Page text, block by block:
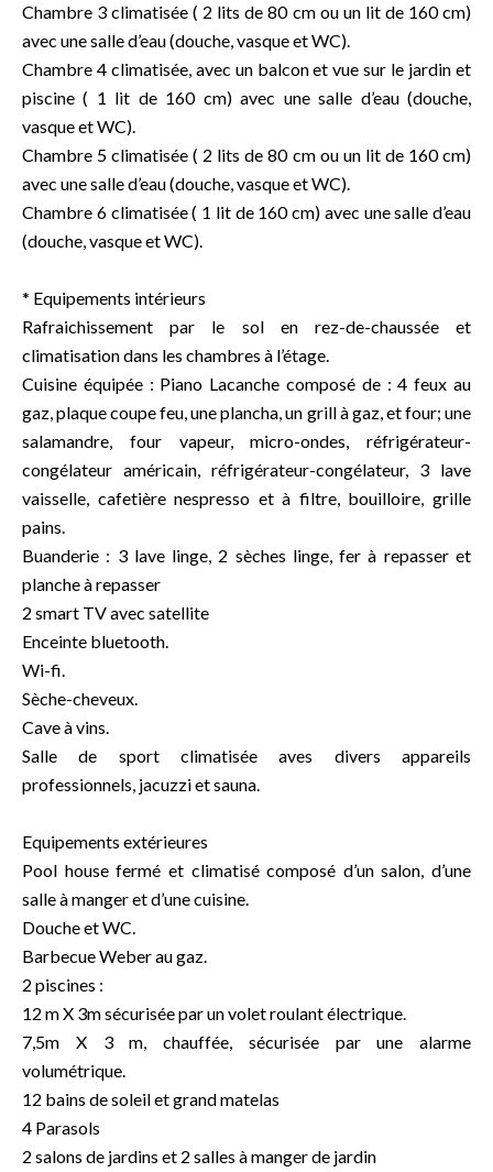
Chambre 3 climatisée ( 2 lits de 80 cm ou un lit de 160 cm)
avec une salle d’eau (douche, vasque et WC).
Chambre 4 climatisée, avec un balcon et vue sur le jardin et
piscine ( 1 lit de 160 cm) avec une salle d’eau (douche,
vasque et WC).
Chambre 5 climatisée ( 2 lits de 80 cm ou un lit de 160 cm)
avec une salle d’eau (douche, vasque et WC).
Chambre 6 climatisée ( 1 lit de 160 cm) avec une salle d’eau
(douche, vasque et WC).
* Equipements intérieurs
Rafraichissement par le sol en rez-de-chaussée et
climatisation dans les chambres à l’étage.
Cuisine équipée : Piano Lacanche composé de : 4 feux au
gaz, plaque coupe feu, une plancha, un grill à gaz, et four; une
salamandre, four vapeur, micro-ondes, réfrigérateur-
congélateur américain, réfrigérateur-congélateur, 3 lave
vaisselle, cafetière nespresso et à filtre, bouilloire, grille
pains.
Buanderie : 3 lave linge, 2 sèches linge, fer à repasser et
planche à repasser
2 smart TV avec satellite
Enceinte bluetooth.
Wi-fi.
Sèche-cheveux.
Cave à vins.
Salle de sport climatisée aves divers appareils
professionnels, jacuzzi et sauna.
Equipements extérieures
Pool house fermé et climatisé composé d’un salon, d’une
salle à manger et d’une cuisine.
Douche et WC.
Barbecue Weber au gaz.
2 piscines :
12 m X 3m sécurisée par un volet roulant électrique.
7,5m X 3 m, chauffée, sécurisée par une alarme
volumétrique.
12 bains de soleil et grand matelas
4 Parasols
2 salons de jardins et 2 salles à manger de jardin